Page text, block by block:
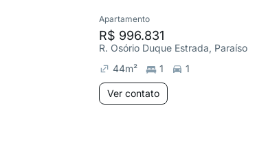
Apartamento
R$ 996.831
R. Osório Duque Estrada, Paraíso
44m² 1 1
Ver contato